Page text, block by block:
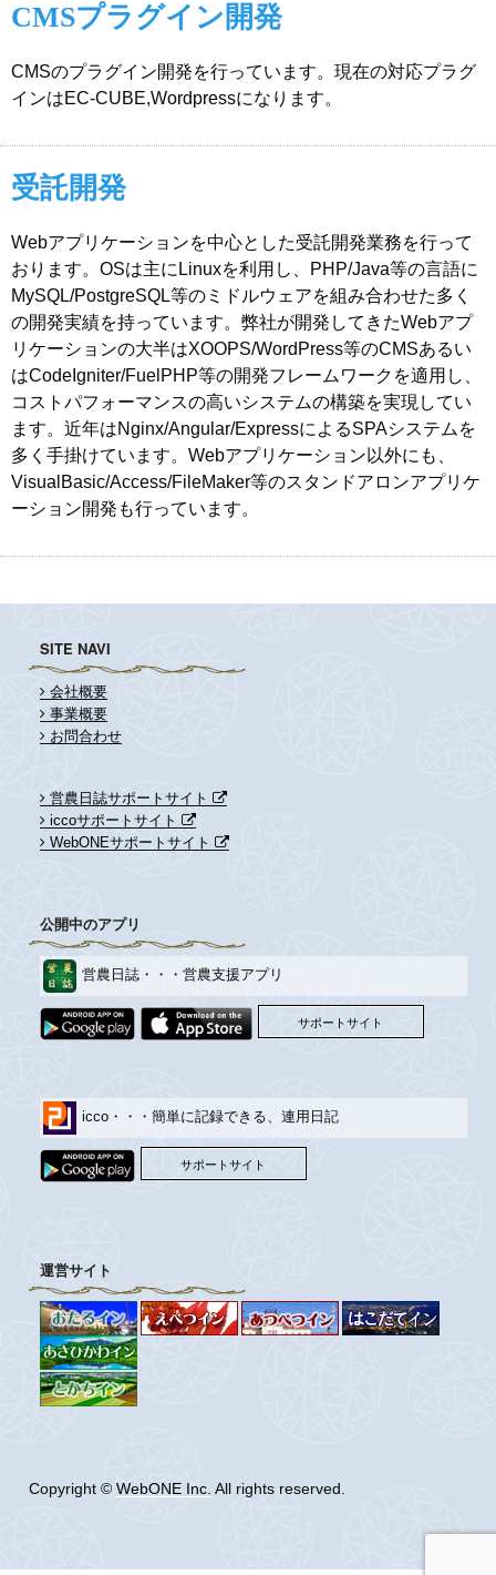
CMSプラグイン開発
CMSのプラグイン開発を行っています。現在の対応プラグ
インはEC-CUBE,Wordpressになります。
受託開発
Webアプリケーションを中心とした受託開発業務を行って
おります。OSは主にLinuxを利用し、PHP/Java等の言語に
MySQL/PostgreSQL等のミドルウェアを組み合わせた多く
の開発実績を持っています。弊社が開発してきたWebアプ
リケーションの大半はXOOPS/WordPress等のCMSあるい
はCodeIgniter/FuelPHP等の開発フレームワークを適用し、
コストパフォーマンスの高いシステムの構築を実現してい
ます。近年はNginx/Angular/ExpressによるSPAシステムを
多く手掛けています。Webアプリケーション以外にも、
VisualBasic/Access/FileMaker等のスタンドアロンアプリケ
ーション開発も行っています。
SITE NAVI
会社概要
事業概要
お問合わせ
営農日誌サポートサイト
iccoサポートサイト
WebONEサポートサイト
公開中のアプリ
営農日誌・・・営農支援アプリ
サポートサイト
icco・・・簡単に記録できる、連用日記
サポートサイト
運営サイト
Copyright © WebONE Inc. All rights reserved.